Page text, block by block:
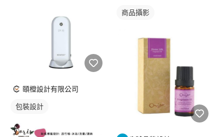
頤橙設計有限公司
包裝設計
商品攝影